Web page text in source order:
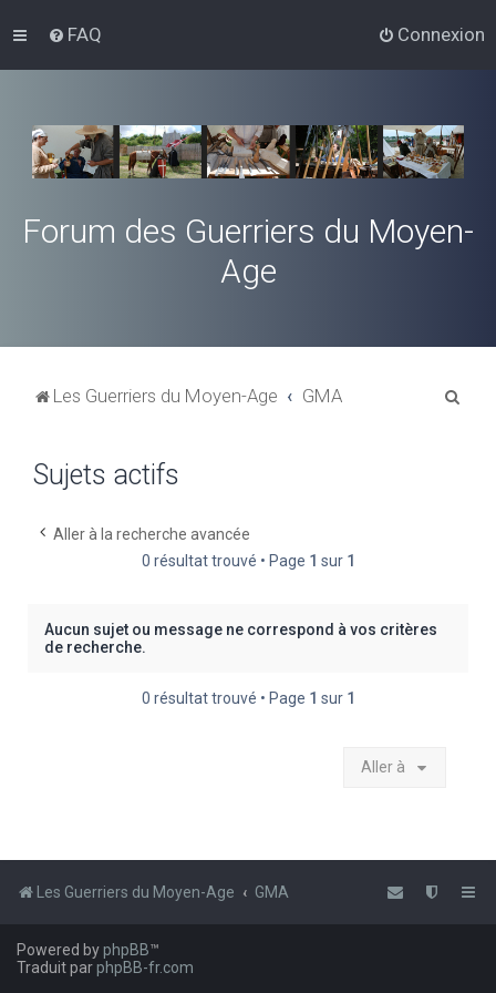
FAQ Connexion
Forum des Guerriers du Moyen-
Age
Les Guerriers du Moyen-Age GMA
Sujets actifs
Aller à la recherche avancée
0 résultat trouvé • Page 1 sur 1
Aucun sujet ou message ne correspond à vos critères
de recherche.
0 résultat trouvé • Page 1 sur 1
Aller à
Les Guerriers du Moyen-Age GMA
Powered byphpBB™
Traduit parphpBB-fr.com